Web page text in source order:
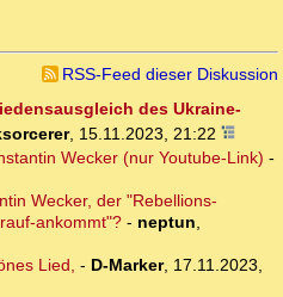
RSS-Feed dieser Diskussion
des Ukraine-
, 15.11.2023, 21:22
Wecker (nur Youtube-Link) -
Wecker, der "Rebellions-
ankommt"? - neptun,
Lied, - D-Marker, 17.11.2023,